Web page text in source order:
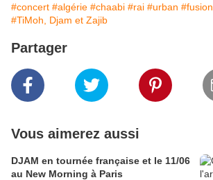
#concert #algérie #chaabi #rai #urban #fusion
#TiMoh, Djam et Zajib
Partager
Vous aimerez aussi
DJAM en tournée française et le 11/06
au New Morning à Paris